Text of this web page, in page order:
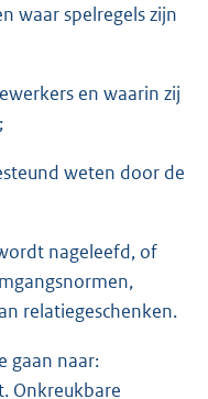
waar spelregels zijn
en waarin zij
weten door de
nageleefd, of
relatiegeschenken.
gaan naar:
Onkreukbare